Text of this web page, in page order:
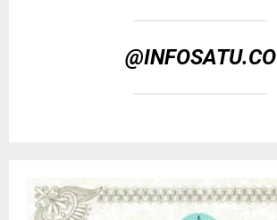
@INFOSATU.CO